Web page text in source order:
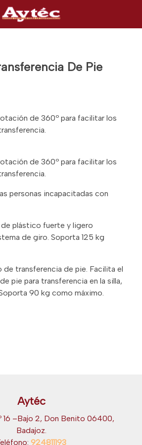
De Pie
de 360º para facilitar los
de 360º para facilitar los
personas incapacitadas con
plástico fuerte y ligero
de giro. Soporta 125 kg
transferencia de pie. Facilita el
pie para transferencia en la silla,
90 kg como máximo.
Aytéc
16 –Bajo 2, Don Benito 06400,
Badajoz.
924811193